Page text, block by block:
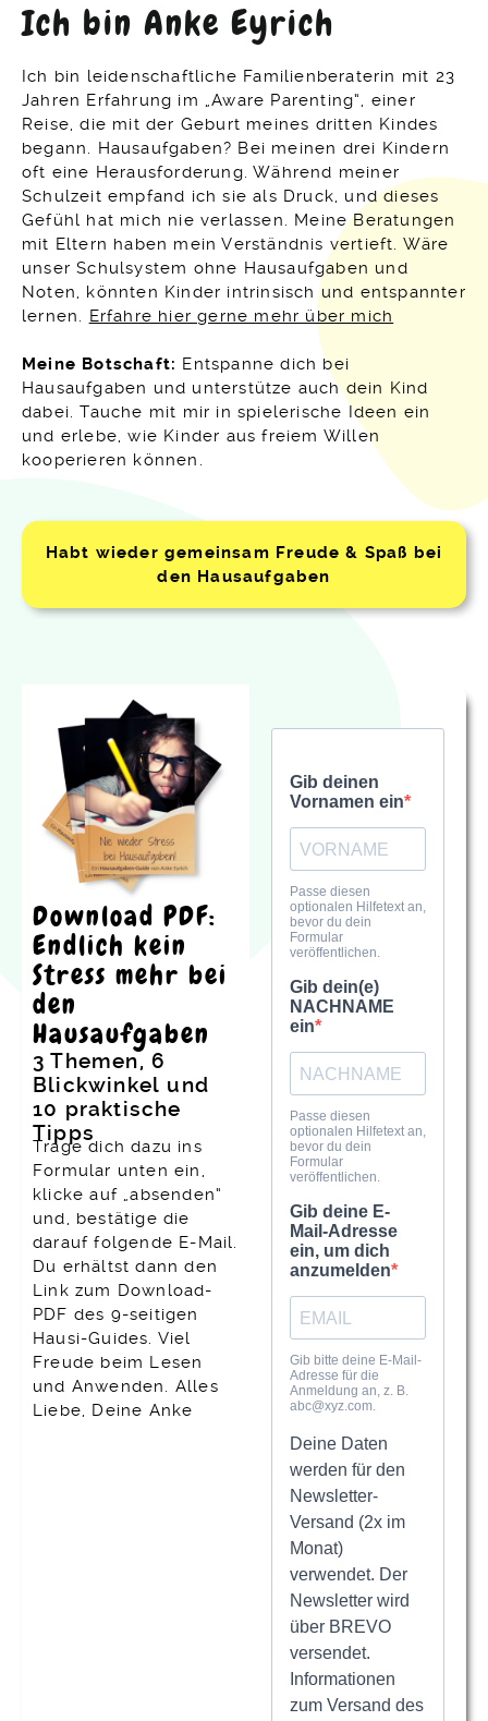
Ich bin Anke Eyrich
Ich bin leidenschaftliche Familienberaterin mit 23
Jahren Erfahrung im „Aware Parenting“, einer
Reise, die mit der Geburt meines dritten Kindes
begann. Hausaufgaben? Bei meinen drei Kindern
oft eine Herausforderung. Während meiner
Schulzeit empfand ich sie als Druck, und dieses
Gefühl hat mich nie verlassen. Meine Beratungen
mit Eltern haben mein Verständnis vertieft. Wäre
unser Schulsystem ohne Hausaufgaben und
Noten, könnten Kinder intrinsisch und entspannter
lernen. Erfahre hier gerne mehr über mich
Meine Botschaft: Entspanne dich bei
Hausaufgaben und unterstütze auch dein Kind
dabei. Tauche mit mir in spielerische Ideen ein
und erlebe, wie Kinder aus freiem Willen
kooperieren können.
Habt wieder gemeinsam Freude & Spaß bei
den Hausaufgaben
Download PDF:
Endlich kein
Stress mehr bei
den
Hausaufgaben
3 Themen, 6
Blickwinkel und
10 praktische
Tipps
Trage dich dazu ins
Formular unten ein,
klicke auf „absenden“
und, bestätige die
darauf folgende E-Mail.
Du erhältst dann den
Link zum Download-
PDF des 9-seitigen
Hausi-Guides. Viel
Freude beim Lesen
und Anwenden. Alles
Liebe, Deine Anke